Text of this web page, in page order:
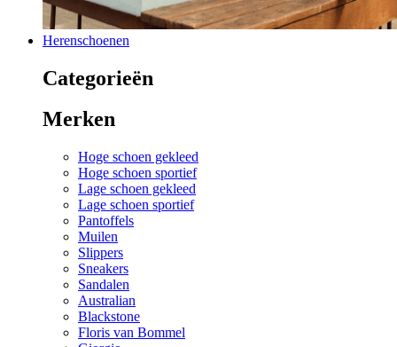
Herenschoenen
Categorieën
Merken
Hoge schoen gekleed
Hoge schoen sportief
Lage schoen gekleed
Lage schoen sportief
Pantoffels
Muilen
Slippers
Sneakers
Sandalen
Australian
Blackstone
Floris van Bommel